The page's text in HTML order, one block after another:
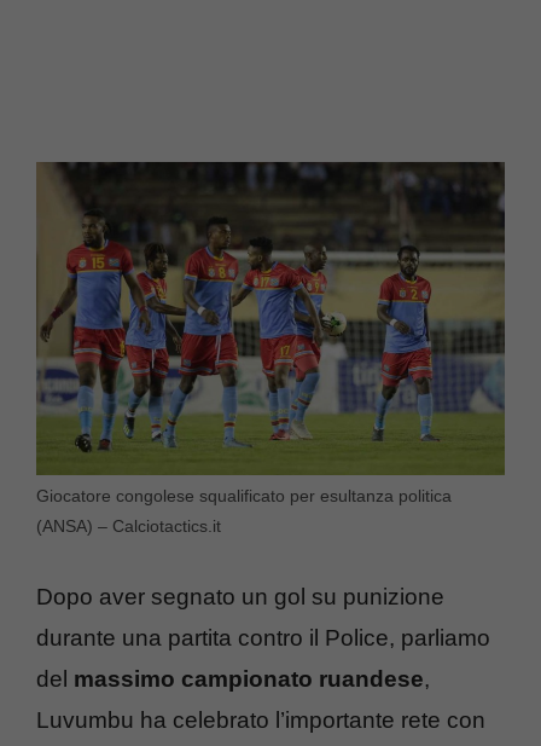
Giocatore congolese squalificato per esultanza politica
(ANSA) – Calciotactics.it
Dopo aver segnato un gol su punizione
durante una partita contro il Police, parliamo
del massimo campionato ruandese,
Luvumbu ha celebrato l’importante rete con